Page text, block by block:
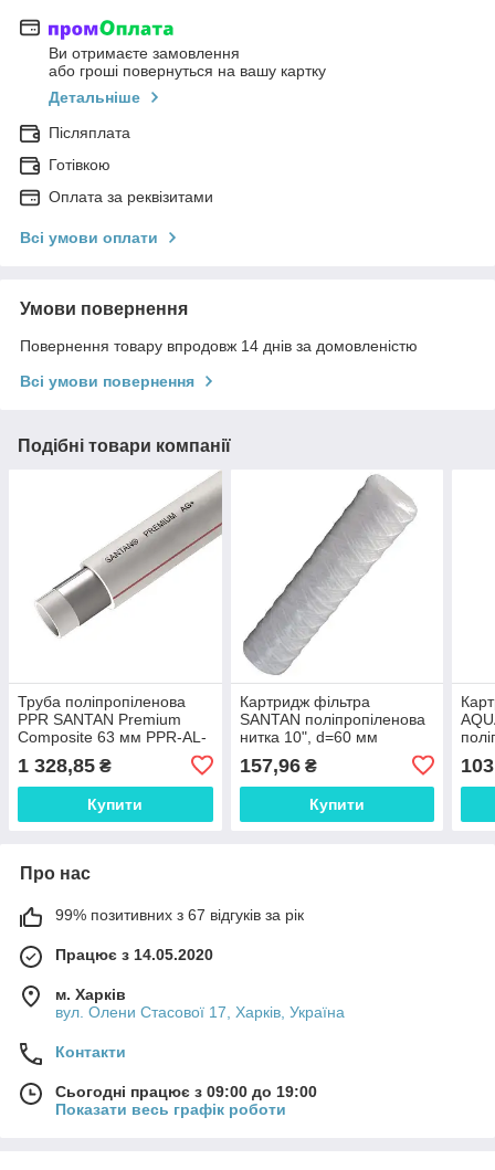
Ви отримаєте замовлення
або гроші повернуться на вашу картку
Детальніше
Післяплата
Готівкою
Оплата за реквізитами
Всі умови оплати
Умови повернення
Повернення товару впродовж 14 днів за домовленістю
Всі умови повернення
Подібні товари компанії
Труба поліпропіленова
PPR SANTAN Premium
Composite 63 мм PPR-AL-
1 328,85 ₴
Купити
Картридж фільтра
SANTAN поліпропіленова
нитка 10", d=60 мм
157,96₴
Купити
Про нас
99% позитивних з 67 відгуків за рік
Працює з 14.05.2020
м. Харків
вул. Олени Стасової 17, Харків, Україна
Контакти
Сьогодні працює з 09:00 до 19:00
Показати весь графік роботи